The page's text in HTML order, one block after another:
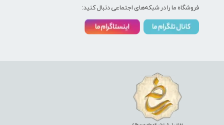
فروشگاه ما را در شبکه‌های اجتماعی دنبال کنید: